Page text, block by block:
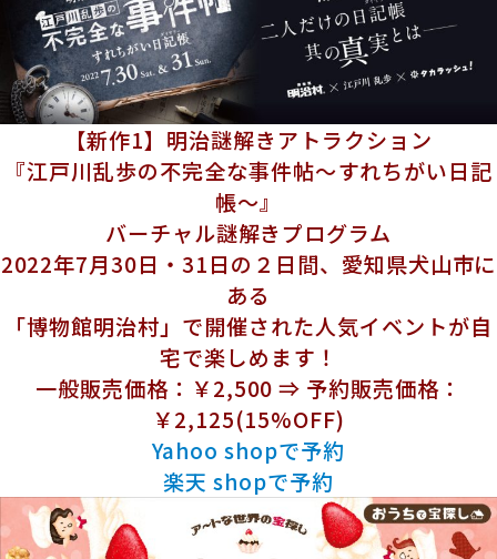
【新作1】 明治謎解きアトラクション
『江戸川乱歩の不完全な事件帖～すれちがい日記
帳～』
バーチャル謎解きプログラム
2022年7月30日・31日の２日間、愛知県犬山市に
ある
「博物館明治村」で開催された人気イベントが自
宅で楽しめます！
一般販売価格：￥2,500 ⇒ 予約販売価格：
￥2,125(15%OFF)
Yahoo shopで予約
楽天 shopで予約